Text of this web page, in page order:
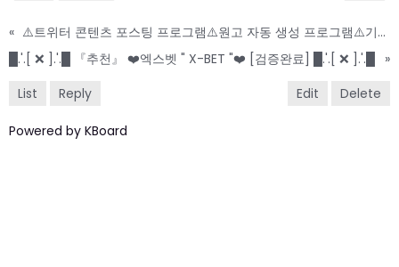
«
⚠️트위터 콘텐츠 포스팅 프로그램⚠️원고 자동 생성 프로그램⚠️기능성 강화 탑재
█.'.[ ❌ ].'.█ 『추천』 ❤️엑스벳 " X-BET "❤️ [검증완료] █.'.[ ❌ ].'.█
»
List
Reply Edit Delete
Powered by KBoard